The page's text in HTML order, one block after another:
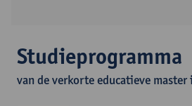
Studieprogramma
van de verkorte educatieve master